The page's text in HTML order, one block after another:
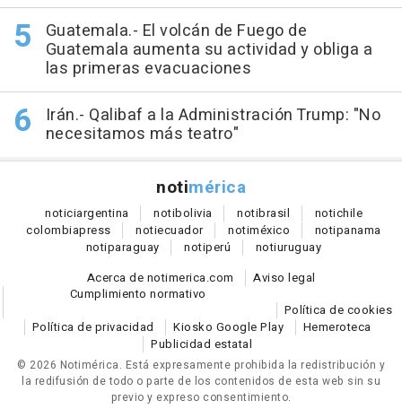
Guatemala.- El volcán de Fuego de
Guatemala aumenta su actividad y obliga a
las primeras evacuaciones
Irán.- Qalibaf a la Administración Trump: "No
necesitamos más teatro"
notimérica
noticiargentina notibolivia notibrasil notichile
colombiapress notiecuador notiméxico notipanama
notiparaguay notiperú notiuruguay
Acerca de notimerica.com
Aviso legal
Cumplimiento normativo
Política de cookies
Política de privacidad
Kiosko Google Play
Hemeroteca
Publicidad estatal
© 2026 Notimérica. Está expresamente prohibida la redistribución y
la redifusión de todo o parte de los contenidos de esta web sin su
previo y expreso consentimiento.